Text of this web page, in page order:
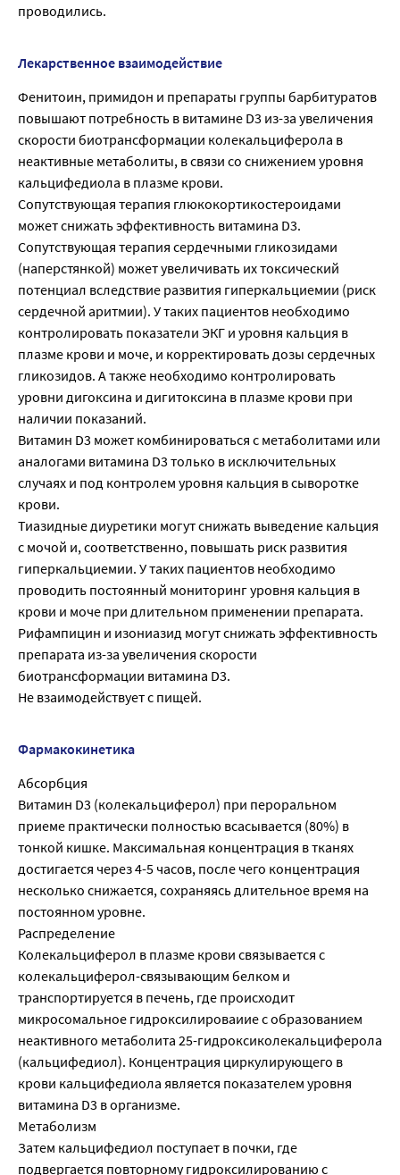
проводились.
Лекарственное взаимодействие
Фенитоин, примидон и препараты группы барбитуратов
повышают потребность в витамине D3 из-за увеличения
скорости биотрансформации колекальциферола в
неактивные метаболиты, в связи со снижением уровня
кальцифедиола в плазме крови.
Сопутствующая терапия глюкокортикостероидами
может снижать эффективность витамина D3.
Сопутствующая терапия сердечными гликозидами
(наперстянкой) может увеличивать их токсический
потенциал вследствие развития гиперкальциемии (риск
сердечной аритмии). У таких пациентов необходимо
контролировать показатели ЭКГ и уровня кальция в
плазме крови и моче, и корректировать дозы сердечных
гликозидов. А также необходимо контролировать
уровни дигоксина и дигитоксина в плазме крови при
наличии показаний.
Витамин D3 может комбинироваться с метаболитами или
аналогами витамина D3 только в исключительных
случаях и под контролем уровня кальция в сыворотке
крови.
Тиазидные диуретики могут снижать выведение кальция
с мочой и, соответственно, повышать риск развития
гиперкальциемии. У таких пациентов необходимо
проводить постоянный мониторинг уровня кальция в
крови и моче при длительном применении препарата.
Рифампицин и изониазид могут снижать эффективность
препарата из-за увеличения скорости
биотрансформации витамина D3.
Не взаимодействует с пищей.
Фармакокинетика
Абсорбция
Витамин D3 (колекальциферол) при пероральном
приеме практически полностью всасывается (80%) в
тонкой кишке. Максимальная концентрация в тканях
достигается через 4-5 часов, после чего концентрация
несколько снижается, сохраняясь длительное время на
постоянном уровне.
Распределение
Колекальциферол в плазме крови связывается с
колекальциферол-связывающим белком и
транспортируется в печень, где происходит
микросомальное гидроксилироваиие с образованием
неактивного метаболита 25-гидроксиколекальциферола
(кальцифедиол). Концентрация циркулирующего в
крови кальцифедиола является показателем уровня
витамина D3 в организме.
Метаболизм
Затем кальцифедиол поступает в почки, где
подвергается повторному гидроксилированию с